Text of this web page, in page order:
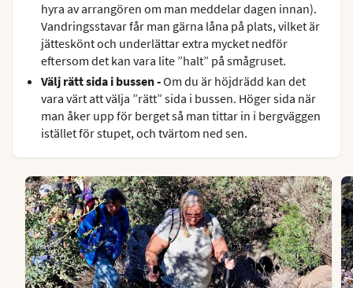
hyra av arrangören om man meddelar dagen innan).
Vandringsstavar får man gärna låna på plats, vilket är
jätteskönt och underlättar extra mycket nedför
eftersom det kan vara lite ”halt” på smågruset.
Välj rätt sida i bussen -Om du är höjdrädd kan det
vara värt att välja ”rätt” sida i bussen. Höger sida när
man åker upp för berget så man tittar in i bergväggen
istället för stupet, och tvärtom ned sen.